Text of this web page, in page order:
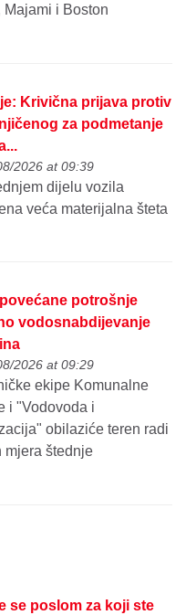
i Boston
Krivična prijava protiv
za podmetanje
2026 at 09:39
dijelu vozila
veća materijalna šteta
potrošnje
vodosnabdijevanje
2026 at 09:29
ekipe Komunalne
i "Vodovoda i
obilaziće teren radi
mjera štednje
se poslom za koji ste